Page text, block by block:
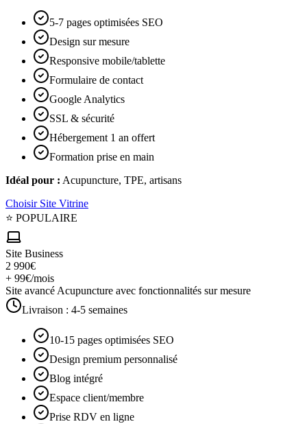
5-7 pages optimisées SEO
Design sur mesure
Responsive mobile/tablette
Formulaire de contact
Google Analytics
SSL & sécurité
Hébergement 1 an offert
Formation prise en main
Idéal pour : Acupuncture, TPE, artisans
Choisir Site Vitrine
⭐ POPULAIRE
Site Business
2 990€
+ 99€/mois
Site avancé Acupuncture avec fonctionnalités sur mesure
Livraison : 4-5 semaines
10-15 pages optimisées SEO
Design premium personnalisé
Blog intégré
Espace client/membre
Prise RDV en ligne